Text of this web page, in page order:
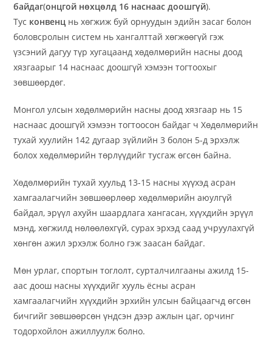
байдаг(онцгой нөхцөлд 16 наснаас доошгүй).
Тус конвенц нь хөгжиж буй орнуудын эдийн засаг болон
боловсролын систем нь хангалттай хөгжөөгүй гэж
үзсэний дагуу түр хугацаанд хөдөлмөрийн насны доод
хязгаарыг 14 наснаас доошгүй хэмээн тогтоохыг
зөвшөөрдөг.
Монгол улсын хөдөлмөрийн насны доод хязгаар нь 15
наснаас доошгүй хэмээн тогтоосон байдаг ч Хөдөлмөрийн
тухай хуулийн 142 дугаар зүйлийн 3 болон 5-д эрхэлж
болох хөдөлмөрийн төрлүүдийг тусгаж өгсөн байна.
Хөдөлмөрийн тухай хуульд 13-15 насны хүүхэд асран
хамгаалагчийн зөвшөөрлөөр хөдөлмөрийн аюулгүй
байдал, эрүүл ахуйн шаардлага хангасан, хүүхдийн эрүүл
мэнд, хөгжилд нөлөөлөхгүй, сурах эрхэд саад учруулахгүй
хөнгөн ажил эрхэлж болно гэж заасан байдаг.
Мөн урлаг, спортын тоглолт, сурталчилгааны ажилд 15-
аас доош насны хүүхдийг хууль ёсны асран
хамгаалагчийн хүүхдийн эрхийн улсын байцаагчд өгсөн
бичгийг зөвшөөрсөн үндсэн дээр ажлын цаг, орчинг
тодорхойлон ажиллуулж болно.